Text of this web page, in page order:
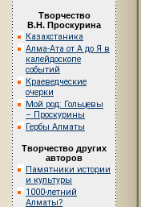
Творчество
В.Н. Проскурина
Казахстаника
Алма-Ата от А до Я в
калейдоскопе
событий
Краеведческие
очерки
Мой род: Гольцевы
– Проскурины
Гербы Алматы
Творчество других
авторов
Памятники истории
и культуры
1000-летний
Алматы?